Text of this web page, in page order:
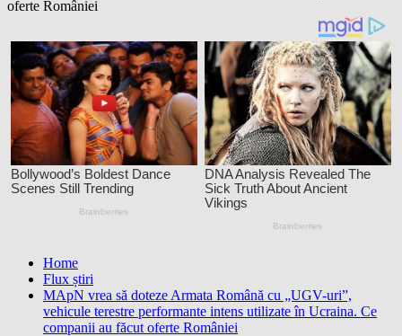
oferte României
Home
Flux știri
MApN vrea să doteze Armata Română cu „UGV-uri”,
vehicule terestre performante intens utilizate în Ucraina. Ce
companii au făcut oferte României